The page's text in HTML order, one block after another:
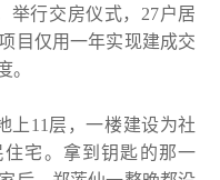
行交房仪式，27户居
目仅用一年实现建成交
。
11层，一楼建设为社
宅。拿到钥匙的那一